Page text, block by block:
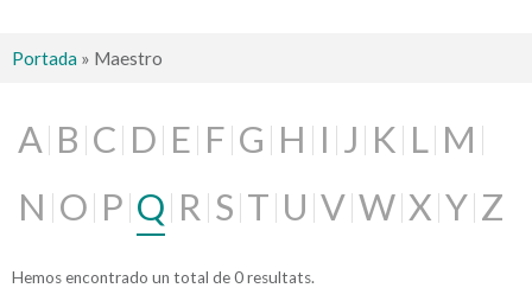
Portada » Maestro
A B C D E F G H I J K L M
N O P Q R S T U V W X Y Z
Hemos encontrado un total de 0 resultats.